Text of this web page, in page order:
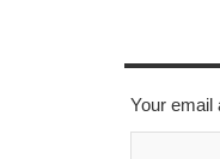
Your email